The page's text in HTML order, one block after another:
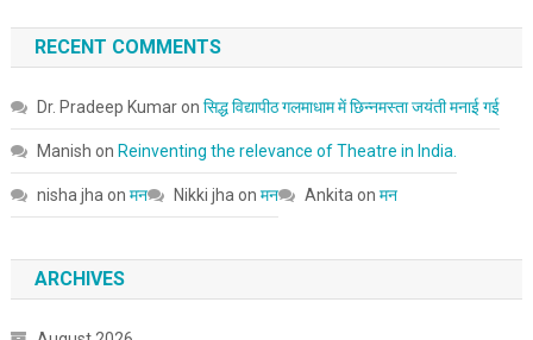
RECENT COMMENTS
Dr. Pradeep Kumaron सिद्ध विद्यापीठ गलमाधाम में छिन्नमस्ता जयंती मनाई गई
Manish on Reinventing the relevance of Theatre in India.
nisha jha on मन Nikki jha on मन Ankita on मन
ARCHIVES